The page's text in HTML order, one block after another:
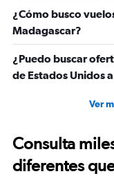
2400.
¿Cómo busco
Madagascar?
¿Puedo buscar
de Estados Unidos
Ver
Consulta
diferentes